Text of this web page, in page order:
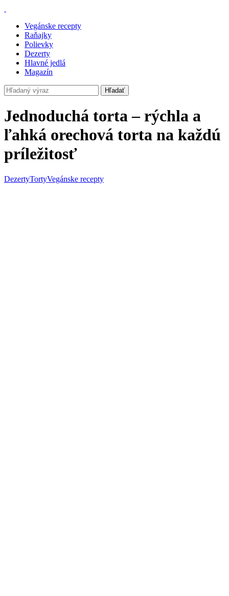
Vegánske recepty
Raňajky
Polievky
Dezerty
Hlavné jedlá
Magazín
Hľadať
Jednoduchá torta – rýchla a
ľahká orechová torta na každú
príležitosť
DezertyTortyVegánske recepty